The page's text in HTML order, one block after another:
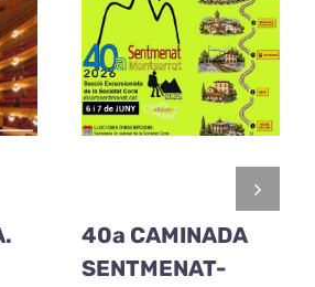
40a CAMINADA
SENTMENAT-